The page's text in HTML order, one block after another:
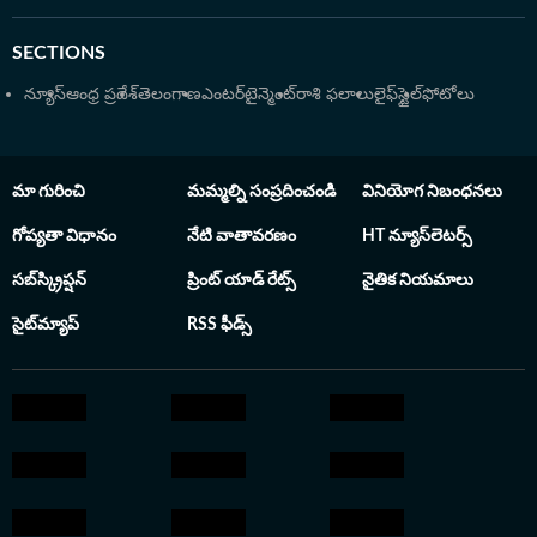
రెండుసార్లు Digi Journo పురస్కారం పొందారు. కమ్యూనికేషన్
అండ్ జర్నలిజంలో పీజీ (MCJ) పట్టా పొందిన వీరు, కామర్స్
జర్నలిజంలో వీరికి ఒక ప్రత్యేక గుర్తింపును తెచ్చిపెట్టింది. 2001లో
సీ ఛానెల్ అనే కేబుల్ టీవీలో చేరి కెరీర్ ప్రారంభించి హైదరాబాద్
వార్తలను కూడా అందించారు.
SECTIONS
న్యూస్ఆంధ్ర ప్రదేశ్తెలంగాణఎంటర్‌టైన్మెంట్రాశి ఫలాలులైఫ్‌స్టైల్ఫోటోలు
మా గురించి మమ్మల్ని సంప్రదించండి వినియోగ నిబంధనలు
గోప్యతా విధానం నేటి వాతావరణం HT న్యూస్‌లెటర్స్
సబ్‌స్క్రిప్షన్ ప్రింట్ యాడ్ రేట్స్ నైతిక నియమాలు
సైట్‌మ్యాప్ RSS ఫీడ్స్